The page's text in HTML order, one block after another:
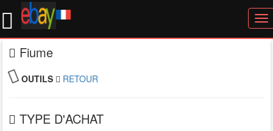
Fiume
OUTILS RETOUR
TYPE D'ACHAT